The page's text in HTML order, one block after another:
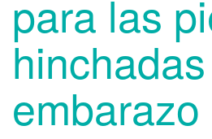
para las
embarazo